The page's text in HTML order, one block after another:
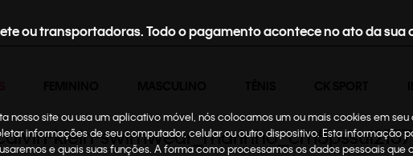
ou transportadoras. Todo o pagamento acontece no ato da sua
nosso site ou usa um aplicativo móvel, nós colocamos um ou mais cookies em
informações de seu computador, celular ou outro dispositivo. Esta informação
e quais suas funções. A forma como processamos os dados pessoais que
klein-